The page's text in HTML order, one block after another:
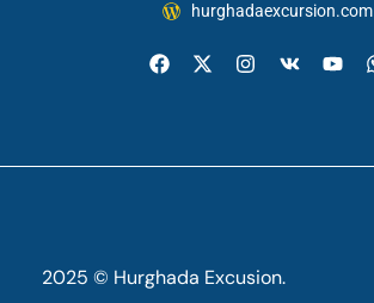
hurghadaexcursion.com
2025 © Hurghada Excusion.